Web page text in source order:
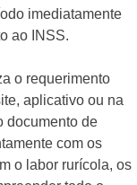
imediatamente
ao INSS.
o requerimento
aplicativo ou na
documento de
com os
o labor rurícola, os